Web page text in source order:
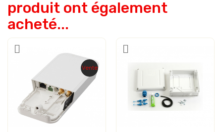
produit ont également
acheté...
Vente